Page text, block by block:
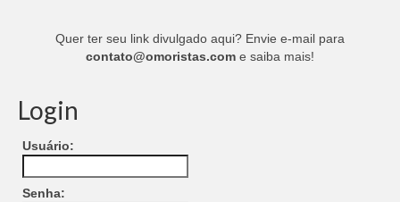
Quer ter seu link divulgado aqui? Envie e-mail para
contato@omoristas.com e saiba mais!
Login
Usuário:
Senha: